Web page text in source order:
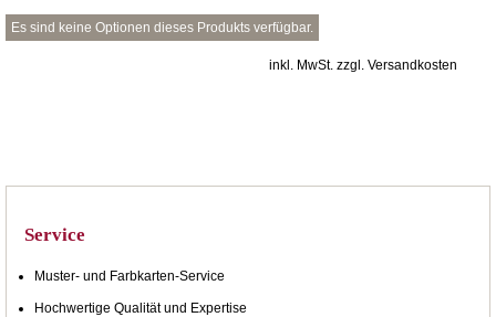
Es sind keine Optionen dieses Produkts verfügbar.
inkl. MwSt. zzgl. Versandkosten
Service
Muster- und Farbkarten-Service
Hochwertige Qualität und Expertise